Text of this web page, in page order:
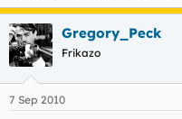
Gregory_Peck
Frikazo
7 Sep 2010